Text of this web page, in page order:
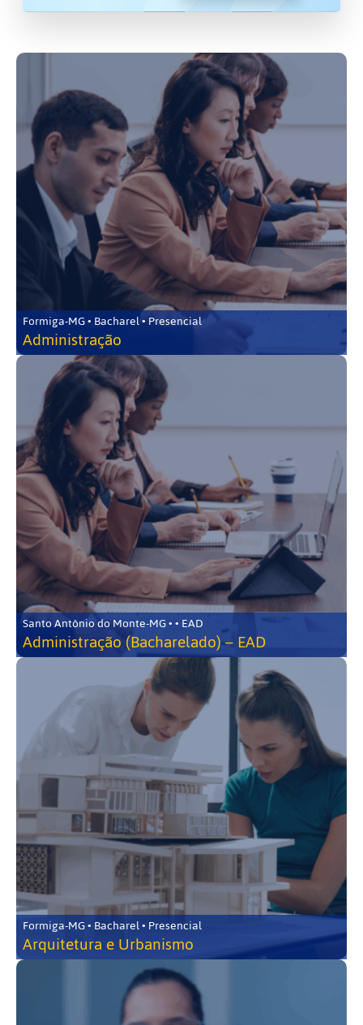
Formiga-MG • Bacharel • Presencial
Administração
Santo Antônio do Monte-MG • • EAD
Administração (Bacharelado) – EAD
Formiga-MG • Bacharel • Presencial
Arquitetura e Urbanismo